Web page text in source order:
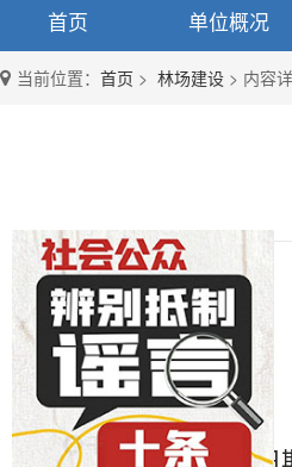
首页 单位概况
当前位置： 首页 > 林场建设 > 内容